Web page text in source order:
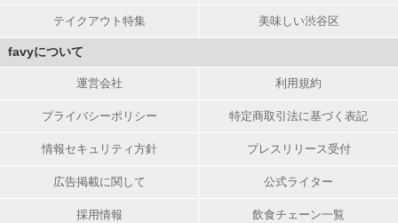
テイクアウト特集 美味しい渋谷区
favyについて
運営会社 利用規約
プライバシーポリシー 特定商取引法に基づく表記
情報セキュリティ方針 プレスリリース受付
広告掲載に関して 公式ライター
採用情報 飲食チェーン一覧